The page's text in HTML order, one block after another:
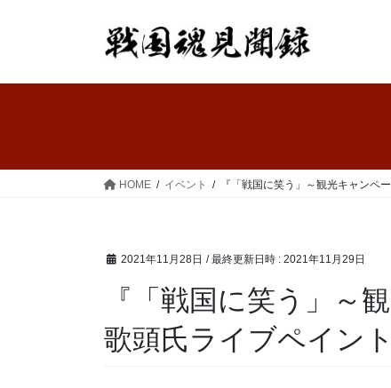
HOME イベント 『「戦国に笑う」～観光キャンペ
2021年11月28日 / 最終更新日時 : 2021年11月29日
『「戦国に笑う」～
歌頭氏ライブペイン